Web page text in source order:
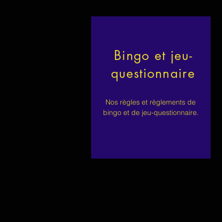
Bingo et jeu-
questionnaire
Nos règles et règlements de
bingo et de jeu-questionnaire.